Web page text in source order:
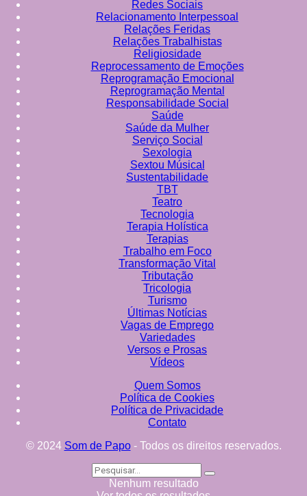
Redes Sociais
Relacionamento Interpessoal
Relações Feridas
Relações Trabalhistas
Religiosidade
Reprocessamento de Emoções
Reprogramação Emocional
Reprogramação Mental
Responsabilidade Social
Saúde
Saúde da Mulher
Serviço Social
Sexologia
Sextou Músical
Sustentabilidade
TBT
Teatro
Tecnologia
Terapia Holística
Terapias
Trabalho em Foco
Transformação Vital
Tributação
Tricologia
Turismo
Últimas Notícias
Vagas de Emprego
Variedades
Versos e Prosas
Vídeos
Quem Somos
Política de Cookies
Política de Privacidade
Contato
© 2024 Som de Papo- Todos os direitos reservados.
Nenhum resultado